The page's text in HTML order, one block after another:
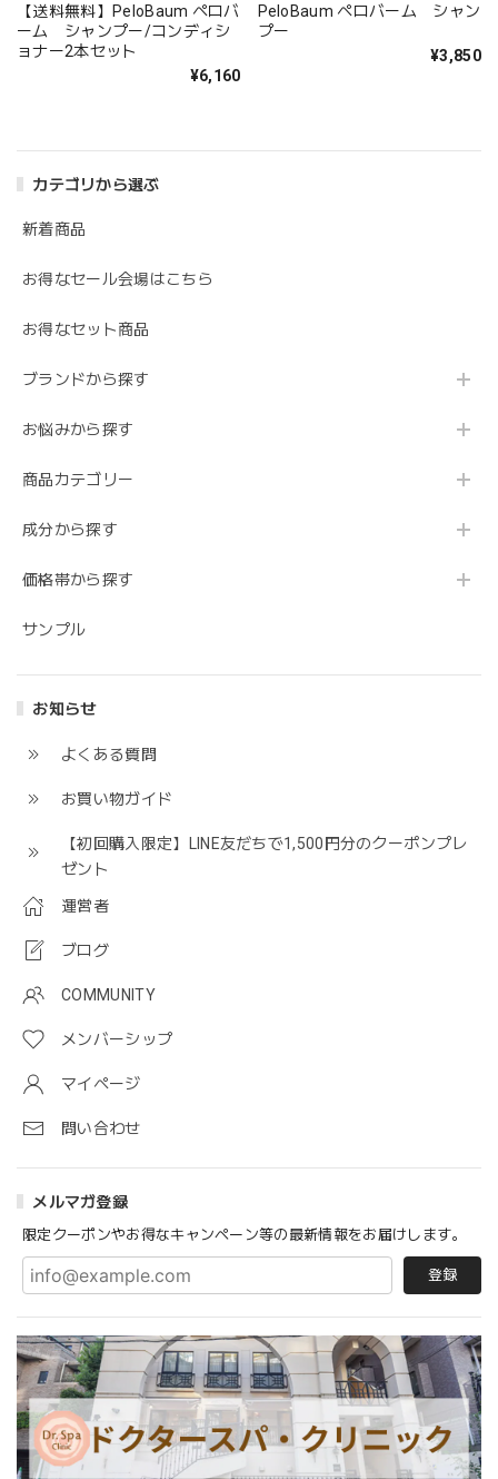
カテゴリから選ぶ
新着商品
お得なセール会場はこちら
お得なセット商品
ブランドから探す
お悩みから探す
商品カテゴリー
成分から探す
価格帯から探す
サンプル
お知らせ
よくある質問
お買い物ガイド
【初回購入限定】LINE友だちで1,500円分のクーポンプレ
ゼント
運営者
ブログ
COMMUNITY
メンバーシップ
マイページ
問い合わせ
メルマガ登録
限定クーポンやお得なキャンペーン等の最新情報をお届けします。
登録
【送料無料】PeloBaum ペロバ
ーム シャンプー/コンディシ
ョナー2本セット
¥6,160
PeloBaum ペロバーム シャン
プー
¥3,850